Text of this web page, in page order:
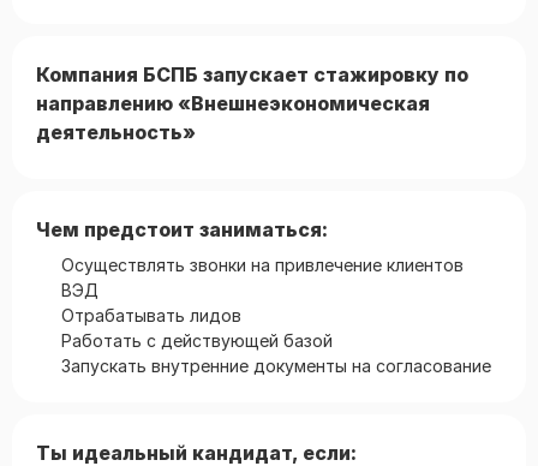
Компания БСПБ запускает стажировку по
направлению «Внешнеэкономическая
деятельность»
Чем предстоит заниматься:
Осуществлять звонки на привлечение клиентов
ВЭД
Отрабатывать лидов
Работать с действующей базой
Запускать внутренние документы на согласование
Ты идеальный кандидат, если: